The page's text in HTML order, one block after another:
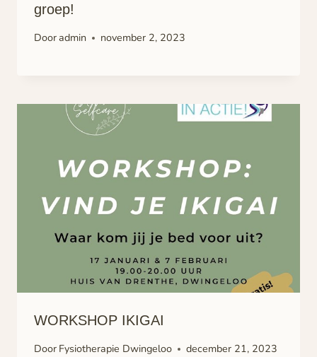
groep!
Dooradmin november 2, 2023
WORKSHOP IKIGAI
Door Fysiotherapie Dwingeloo december 21, 2023